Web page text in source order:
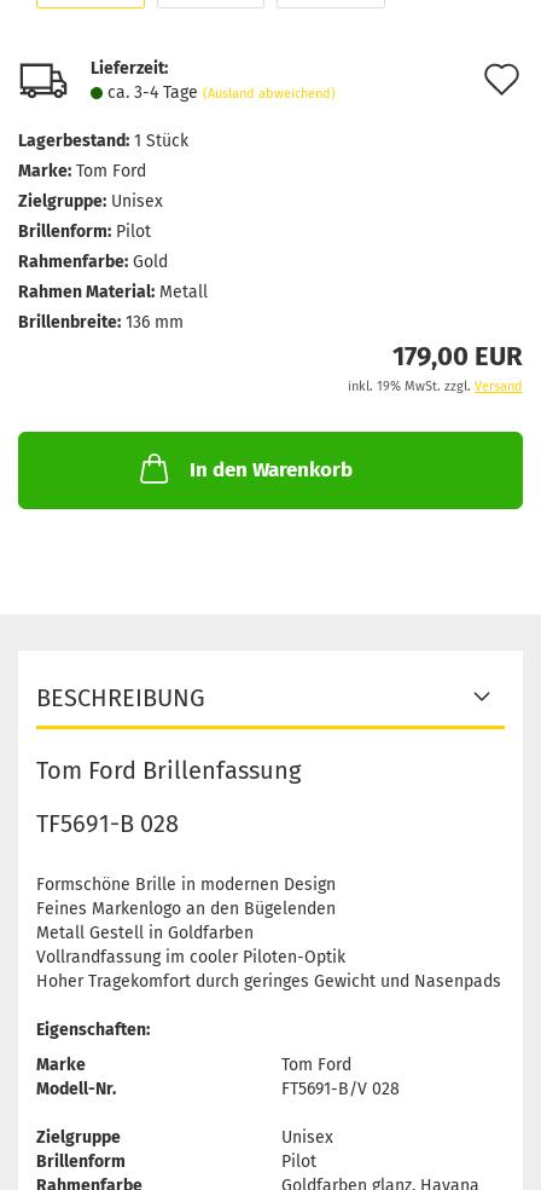
Lieferzeit:
ca. 3-4 Tage (Ausland abweichend)
Lagerbestand: 1 Stück
Marke: Tom Ford
Zielgruppe: Unisex
Brillenform: Pilot
Rahmenfarbe: Gold
Rahmen Material: Metall
Brillenbreite: 136 mm
179,00 EUR
inkl. 19% MwSt. zzgl. Versand
In den Warenkorb
BESCHREIBUNG
Tom Ford Brillenfassung
TF5691-B 028
Formschöne Brille in modernen Design
Feines Markenlogo an den Bügelenden
Metall Gestell in Goldfarben
Vollrandfassung im cooler Piloten-Optik
Hoher Tragekomfort durch geringes Gewicht und Nasenpads
Eigenschaften:
Marke
Tom Ford
Modell-Nr.
FT5691-B/V 028
Zielgruppe
Unisex
Brillenform
Pilot
Rahmenfarbe
Goldfarben glanz, Havana